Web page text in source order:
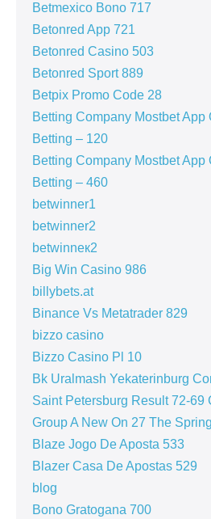
Betmexico Bono 717
Betonred App 721
Betonred Casino 503
Betonred Sport 889
Betpix Promo Code 28
Betting Company Mostbet App
Betting – 120
Betting Company Mostbet App
Betting – 460
betwinner1
betwinner2
betwinneк2
Big Win Casino 986
billybets.at
Binance Vs Metatrader 829
bizzo casino
Bizzo Casino Pl 10
Bk Uralmash Yekaterinburg
Saint Petersburg Result 72-69
Group A New On 27 The
Blaze Jogo De Aposta 533
Blazer Casa De Apostas 529
blog
Bono Gratogana 700